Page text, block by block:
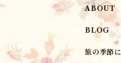
ABOUT
BLOG
旅の季節に